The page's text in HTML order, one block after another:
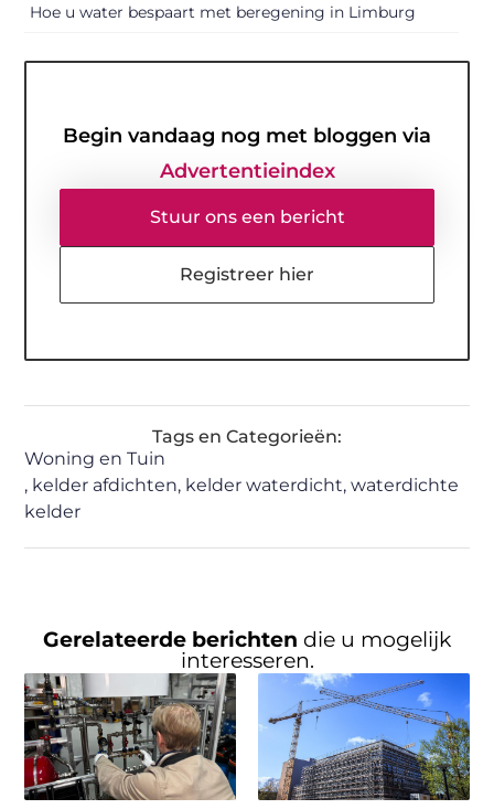
Hoe u water bespaart met beregening in Limburg
Begin vandaag nog met bloggen via
Advertentieindex
Stuur ons een bericht
Registreer hier
Tags en Categorieën:
Woning en Tuin
, kelder afdichten, kelder waterdicht,waterdichte
kelder
Gerelateerde berichten die u mogelijk
interesseren.